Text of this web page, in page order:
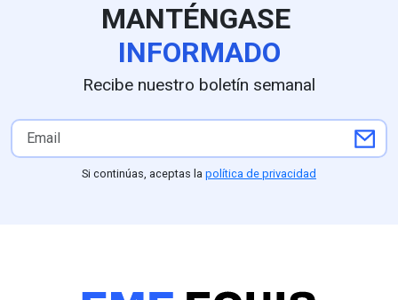
documentos". La revisión a
su administración (2024-
2027) expone severas
anomalías contables:
facturas, gastos de hasta 5
mil pesos diarios sin
comprobar, facturación de
comidas para terceros no
MANTÉNGASE
INFORMADO
Recibe nuestro boletín semanal
Si continúas, aceptas la política de privacidad